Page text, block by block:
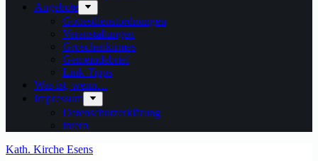
Angebote
Gottesdienstordnungen
Veranstaltungen
Groschenkirmes
Gemeindebrief
Link-Tipps
Was ist, wenn…
Impressum
Datenschutzerklärung
intern
Kath. Kirche Esens